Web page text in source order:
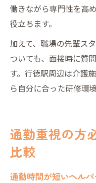
働きながら専門性を高
役立ちます。
加えて、職場の先輩ス
ついても、面接時に質
す。行徳駅周辺は介護
ら自分に合った研修環
通勤重視の方
比較
通勤時間が短いヘル